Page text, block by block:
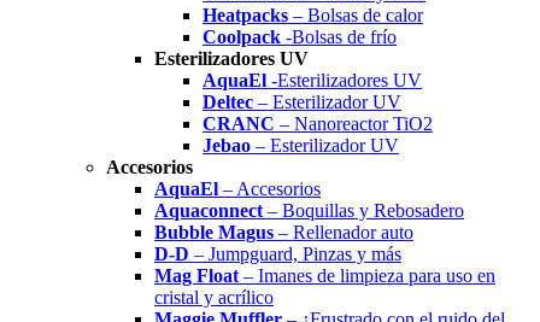
Heatpacks – Bolsas de calor
Coolpack -Bolsas de frío
Esterilizadores UV
AquaEl -Esterilizadores UV
Deltec – Esterilizador UV
CRANC – Nanoreactor TiO2
Jebao – Esterilizador UV
Accesorios
AquaEl – Accesorios
Aquaconnect – Boquillas y Rebosadero
Bubble Magus – Rellenador auto
D-D – Jumpguard, Pinzas y más
Mag Float – Imanes de limpieza para uso en
cristal y acrílico